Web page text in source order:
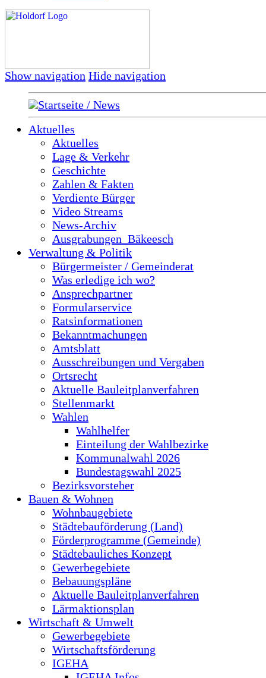
Show navigation Hide navigation
Startseite / News
Aktuelles
Aktuelles
Lage & Verkehr
Geschichte
Zahlen & Fakten
Verdiente Bürger
Video Streams
News-Archiv
Ausgrabungen_Bäkeesch
Verwaltung & Politik
Bürgermeister / Gemeinderat
Was erledige ich wo?
Ansprechpartner
Formularservice
Ratsinformationen
Bekanntmachungen
Amtsblatt
Ausschreibungen und Vergaben
Ortsrecht
Aktuelle Bauleitplanverfahren
Stellenmarkt
Wahlen
Wahlhelfer
Einteilung der Wahlbezirke
Kommunalwahl 2026
Bundestagswahl 2025
Bezirksvorsteher
Bauen & Wohnen
Wohnbaugebiete
Städtebauförderung (Land)
Förderprogramme (Gemeinde)
Städtebauliches Konzept
Gewerbegebiete
Bebauungspläne
Aktuelle Bauleitplanverfahren
Lärmaktionsplan
Wirtschaft & Umwelt
Gewerbegebiete
Wirtschaftsförderung
IGEHA